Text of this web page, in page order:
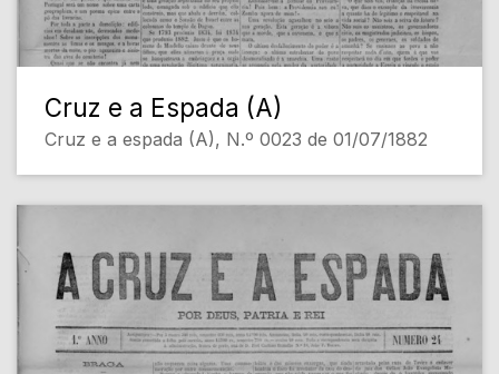
Cruz e a Espada (A)
Cruz e a espada (A), N.º 0023 de 01/07/1882